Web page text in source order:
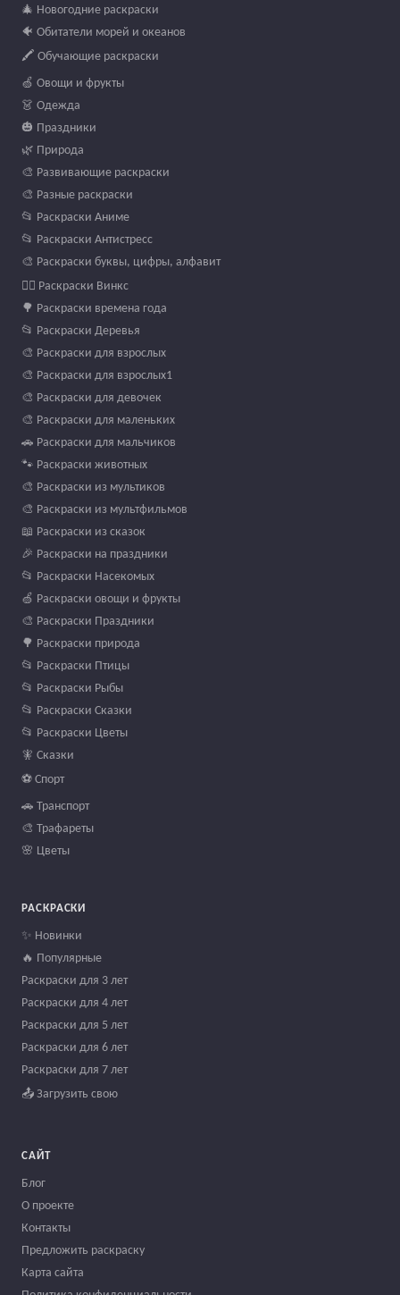
🎄 Новогодние раскраски
🐠 Обитатели морей и океанов
🖍️ Обучающие раскраски
🍏 Овощи и фрукты
👗 Одежда
🎃 Праздники
🌿 Природа
🎨 Развивающие раскраски
🎨 Разные раскраски
📂 Раскраски Аниме
📂 Раскраски Антистресс
🎨 Раскраски буквы, цифры, алфавит
🧚‍♀️ Раскраски Винкс
🌳 Раскраски времена года
📂 Раскраски Деревья
🎨 Раскраски для взрослых
🎨 Раскраски для взрослых1
🎨 Раскраски для девочек
🎨 Раскраски для маленьких
🚗 Раскраски для мальчиков
🐾 Раскраски животных
🎨 Раскраски из мультиков
🎨 Раскраски из мультфильмов
📖 Раскраски из сказок
🎉 Раскраски на праздники
📂 Раскраски Насекомых
🍏 Раскраски овощи и фрукты
🎨 Раскраски Праздники
🌳 Раскраски природа
📂 Раскраски Птицы
📂 Раскраски Рыбы
📂 Раскраски Сказки
📂 Раскраски Цветы
🧚 Сказки
⚽ Спорт
🚗 Транспорт
🎨 Трафареты
🌸 Цветы
РАСКРАСКИ
✨ Новинки
🔥 Популярные
Раскраски для 3 лет
Раскраски для 4 лет
Раскраски для 5 лет
Раскраски для 6 лет
Раскраски для 7 лет
📤 Загрузить свою
САЙТ
Блог
О проекте
Контакты
Предложить раскраску
Карта сайта